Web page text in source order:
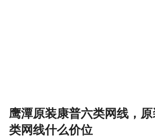
鹰潭原装康普六类网线，
类网线什么价位